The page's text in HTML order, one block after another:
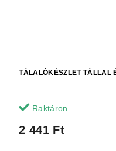
TÁLALÓKÉSZLET TÁLLAL
Raktáron
2 441 Ft